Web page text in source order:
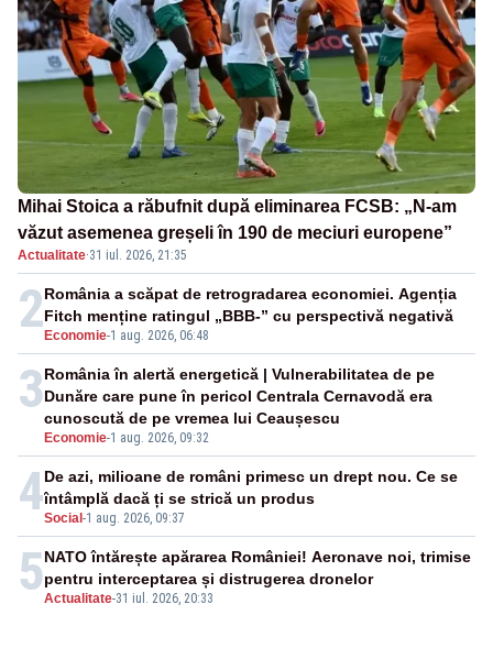
Mihai Stoica a răbufnit după eliminarea FCSB: „N-am
văzut asemenea greșeli în 190 de meciuri europene”
Actualitate·31 iul. 2026, 21:35
2 Economie-1 aug. 2026, 06:48
România a scăpat de retrogradarea economiei. Agenția
Fitch menține ratingul „BBB-” cu perspectivă negativă
3
Economie-1 aug. 2026, 09:32
România în alertă energetică | Vulnerabilitatea de pe
Dunăre care pune în pericol Centrala Cernavodă era
cunoscută de pe vremea lui Ceaușescu
4Social -1 aug. 2026, 09:37
De azi, milioane de români primesc un drept nou. Ce se
întâmplă dacă ți se strică un produs
5Actualitate-31 iul. 2026, 20:33
NATO întărește apărarea României! Aeronave noi, trimise
pentru interceptarea și distrugerea dronelor